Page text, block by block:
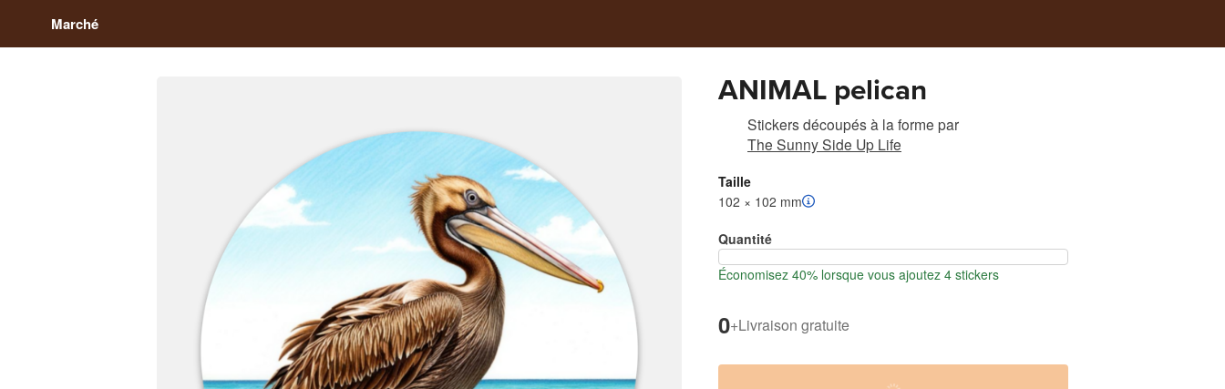
Marché
ANIMAL pelican
Stickers découpés à la forme par
The Sunny Side Up Life
Taille
102 × 102 mm
Quantité
Économisez 40% lorsque vous ajoutez 4 stickers
0+Livraison gratuite